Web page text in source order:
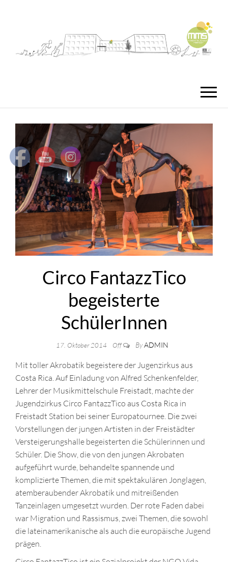
Circo FantazzTico
begeisterte
SchülerInnen
17. Oktober 2014 Off By ADMIN
Mit toller Akrobatik begeistere der Jugenzirkus aus
Costa Rica. Auf Einladung von Alfred Schenkenfelder,
Lehrer der Musikmittelschule Freistadt, machte der
Jugendzirkus Circo FantazzTico aus Costa Rica in
Freistadt Station bei seiner Europatournee. Die zwei
Vorstellungen der jungen Artisten in der Freistädter
Versteigerungshalle begeisterten die Schülerinnen und
Schüler. Die Show, die von den jungen Akrobaten
aufgeführt wurde, behandelte spannende und
komplizierte Themen, die mit spektakulären Jonglagen,
atemberaubender Akrobatik und mitreißenden
Tanzeinlagen umgesetzt wurden. Der rote Faden dabei
war Migration und Rassismus, zwei Themen, die sowohl
die lateinamerikanische als auch die europäische Jugend
prägen.